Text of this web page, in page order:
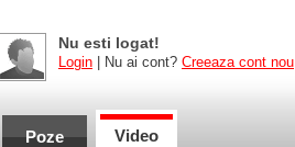
Nu esti logat!
Login | Nu ai cont? Creeaza cont nou
Poze Video